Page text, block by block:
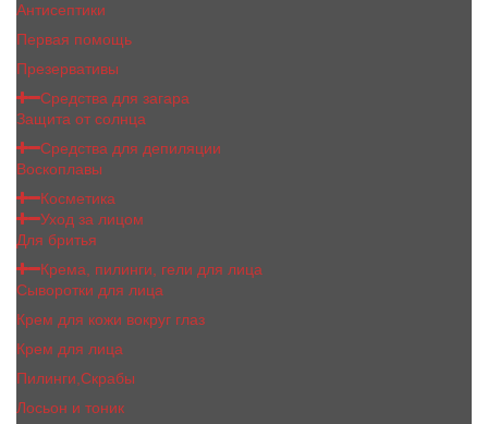
Антисептики
Первая помощь
Презервативы
Средства для загара
Защита от солнца
Средства для депиляции
Воскоплавы
Косметика
Уход за лицом
Для бритья
Крема, пилинги, гели для лица
Сыворотки для лица
Крем для кожи вокруг глаз
Крем для лица
Пилинги,Скрабы
Лосьон и тоник